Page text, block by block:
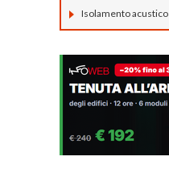
Isolamento acustico